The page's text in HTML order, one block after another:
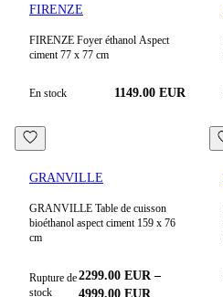
FIRENZE
FIRENZE Foyer éthanol Aspect
ciment 77 x 77 cm
En stock 1149.00 EUR
GRANVILLE
GRANVILLE Table de cuisson
bioéthanol aspect ciment 159 x 76
cm
Rupture de
stock
2299.00 EUR –
4999.00 EUR